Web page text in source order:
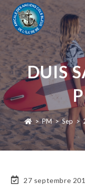
DUIS
> PM > Sep >
27 septembre